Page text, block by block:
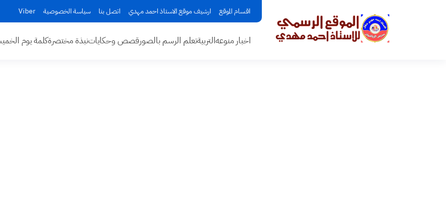
اقسام الموقع ارشيف موقع الاستاذ احمد مهدي اتصل بنا سياسة الخصوصية Viber
اخبار منوعهالتربيةتعلم الرسم بالصورقصص وحكاياتنبذة مختصرةكلمة يوم